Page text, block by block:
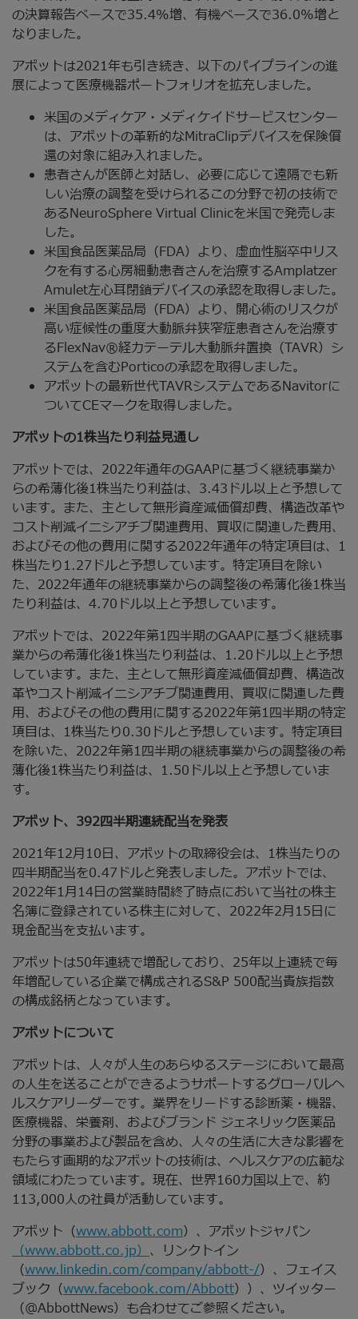
の決算報告ベースで35.4%増、有機ベースで36.0%増と
なりました。
アボットは2021年も引き続き、以下のパイプラインの進
展によって医療機器ポートフォリオを拡充しました。
米国のメディケア・メディケイドサービスセンター
は、アボットの革新的なMitraClipデバイスを保険償
還の対象に組み入れました。
患者さんが医師と対話し、必要に応じて遠隔でも新
しい治療の調整を受けられるこの分野で初の技術で
あるNeuroSphere Virtual Clinicを米国で発売しま
した。
米国食品医薬品局（FDA）より、虚血性脳卒中リス
クを有する心房細動患者さんを治療するAmplatzer
Amulet左心耳閉鎖デバイスの承認を取得しました。
米国食品医薬品局（FDA）より、開心術のリスクが
高い症候性の重度大動脈弁狭窄症患者さんを治療す
るFlexNav®経カテーテル大動脈弁置換（TAVR）シ
ステムを含むPorticoの承認を取得しました。
アボットの最新世代TAVRシステムであるNavitorに
ついてCEマークを取得しました。
アボットの1株当たり利益見通し
アボットでは、2022年通年のGAAPに基づく継続事業か
らの希薄化後1株当たり利益は、3.43ドル以上と予想して
います。また、主として無形資産減価償却費、構造改革や
コスト削減イニシアチブ関連費用、買収に関連した費用、
およびその他の費用に関する2022年通年の特定項目は、1
株当たり1.27ドルと予想しています。特定項目を除い
た、2022年通年の継続事業からの調整後の希薄化後1株当
たり利益は、4.70ドル以上と予想しています。
アボットでは、2022年第1四半期のGAAPに基づく継続事
業からの希薄化後1株当たり利益は、1.20ドル以上と予想
しています。また、主として無形資産減価償却費、構造改
革やコスト削減イニシアチブ関連費用、買収に関連した費
用、およびその他の費用に関する2022年第1四半期の特定
項目は、1株当たり0.30ドルと予想しています。特定項目
を除いた、2022年第1四半期の継続事業からの調整後の希
薄化後1株当たり利益は、1.50ドル以上と予想していま
す。
アボット、392四半期連続配当を発表
2021年12月10日、アボットの取締役会は、1株当たりの
四半期配当を0.47ドルと発表しました。アボットでは、
2022年1月14日の営業時間終了時点において当社の株主
名簿に登録されている株主に対して、2022年2月15日に
現金配当を支払います。
アボットは50年連続で増配しており、25年以上連続で毎
年増配している企業で構成されるS&P 500配当貴族指数
の構成銘柄となっています。
アボットについて
アボットは、人々が人生のあらゆるステージにおいて最高
の人生を送ることができるようサポートするグローバルヘ
ルスケアリーダーです。業界をリードする診断薬・機器、
医療機器、栄養剤、およびブランド ジェネリック医薬品
分野の事業および製品を含め、人々の生活に大きな影響を
もたらす画期的なアボットの技術は、ヘルスケアの広範な
領域にわたっています。現在、世界160カ国以上で、約
113,000人の社員が活動しています。
アボット（www.abbott.com）、アボットジャパン
（www.abbott.co.jp）、リンクトイン
（www.linkedin.com/company/abbott-/）、フェイス
ブック（www.facebook.com/Abbott））、ツイッター
（@AbbottNews）も合わせてご参照ください。